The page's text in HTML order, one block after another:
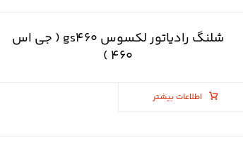
شلنگ رادیاتور لکسوس gs۴۶۰ ( جی اس
۴۶۰ )
اطلاعات بیشتر